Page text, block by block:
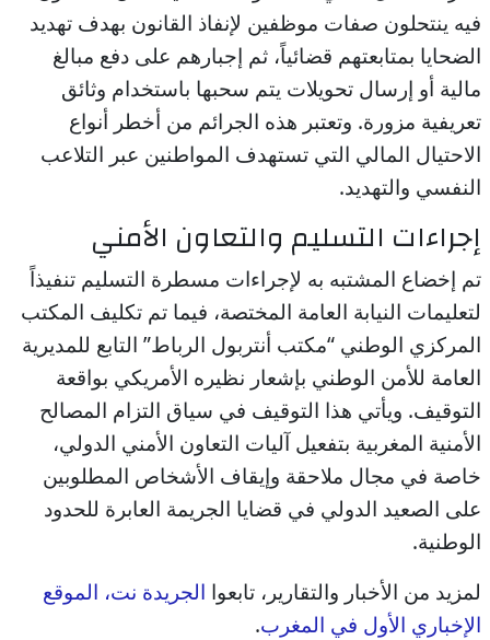
فيه ينتحلون صفات موظفين لإنفاذ القانون بهدف تهديد
الضحايا بمتابعتهم قضائياً، ثم إجبارهم على دفع مبالغ
مالية أو إرسال تحويلات يتم سحبها باستخدام وثائق
تعريفية مزورة. وتعتبر هذه الجرائم من أخطر أنواع
الاحتيال المالي التي تستهدف المواطنين عبر التلاعب
النفسي والتهديد.
إجراءات التسليم والتعاون الأمني
تم إخضاع المشتبه به لإجراءات مسطرة التسليم تنفيذاً
لتعليمات النيابة العامة المختصة، فيما تم تكليف المكتب
المركزي الوطني “مكتب أنتربول الرباط” التابع للمديرية
العامة للأمن الوطني بإشعار نظيره الأمريكي بواقعة
التوقيف. ويأتي هذا التوقيف في سياق التزام المصالح
الأمنية المغربية بتفعيل آليات التعاون الأمني الدولي،
خاصة في مجال ملاحقة وإيقاف الأشخاص المطلوبين
على الصعيد الدولي في قضايا الجريمة العابرة للحدود
الوطنية.
لمزيد من الأخبار والتقارير، تابعوا الجريدة نت، الموقع
الإخباري الأول في المغرب.